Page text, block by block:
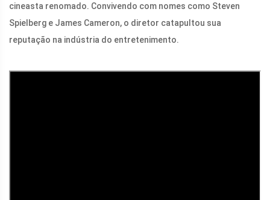
cineasta renomado. Convivendo com nomes como Steven
Spielberg e James Cameron, o diretor catapultou sua
reputação na indústria do entretenimento.